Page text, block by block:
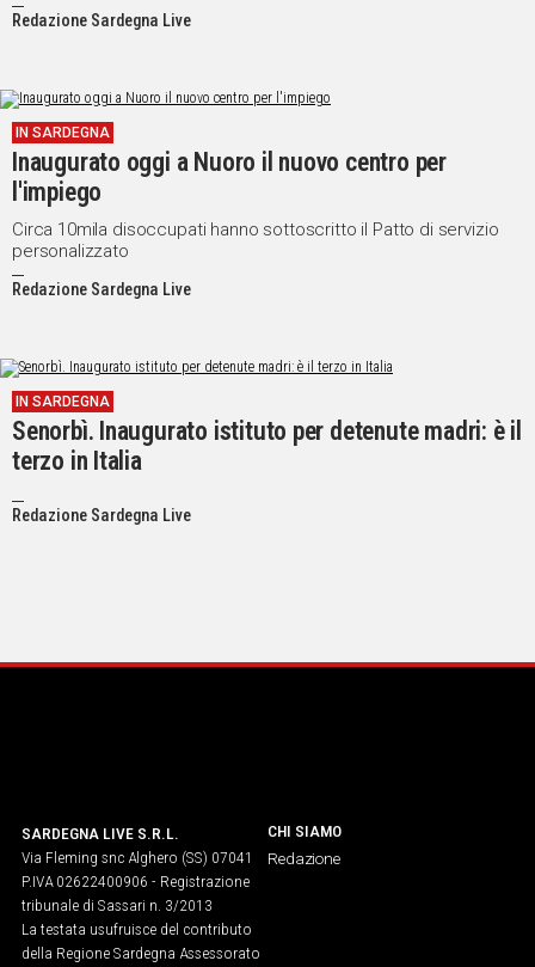
Redazione Sardegna Live
IN SARDEGNA
Inaugurato oggi a Nuoro il nuovo centro per
l'impiego
Circa 10mila disoccupati hanno sottoscritto il Patto di servizio
personalizzato
Redazione Sardegna Live
IN SARDEGNA
Senorbì. Inaugurato istituto per detenute madri: è il
terzo in Italia
Redazione Sardegna Live
SARDEGNA LIVE S.R.L.
Via Fleming snc Alghero (SS) 07041
P.IVA 02622400906 - Registrazione
tribunale di Sassari n. 3/2013
La testata usufruisce del contributo
della Regione Sardegna Assessorato
CHI SIAMO
Redazione